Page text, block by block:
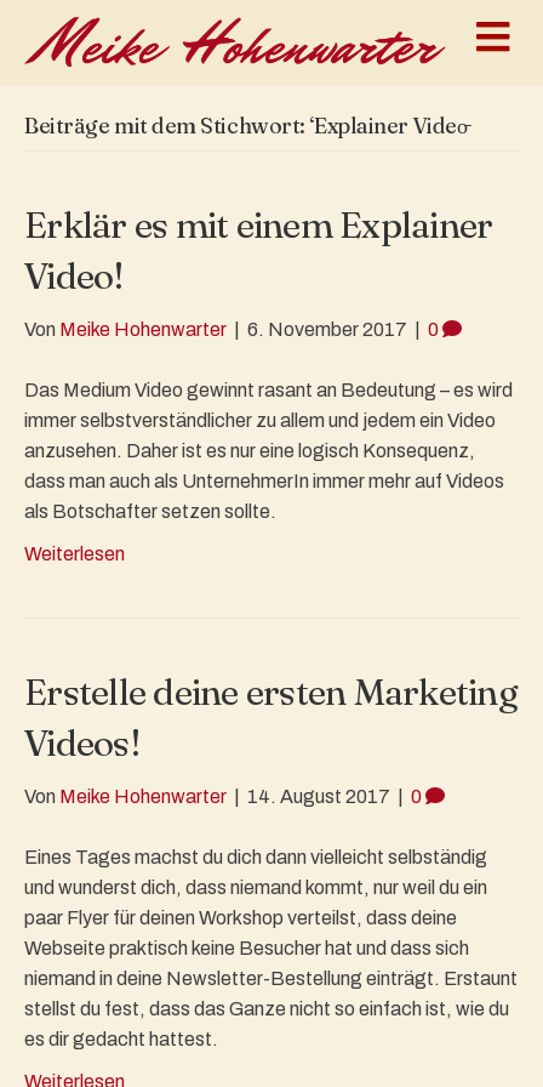
N
a
Beiträge mit dem Stichwort: ‘Explainer Video̵
Erklär es mit einem Explainer
Video!
Von Meike Hohenwarter 6. November 2017 0
Das Medium Video gewinnt rasant an Bedeutung – es wird
immer selbstverständlicher zu allem und jedem ein Video
anzusehen. Daher ist es nur eine logisch Konsequenz,
dass man auch als UnternehmerIn immer mehr auf Videos
als Botschafter setzen sollte.
Weiterlesen
Erstelle deine ersten Marketing
Videos!
Von Meike Hohenwarter 14. August 2017 0
Eines Tages machst du dich dann vielleicht selbständig
und wunderst dich, dass niemand kommt, nur weil du ein
paar Flyer für deinen Workshop verteilst, dass deine
Webseite praktisch keine Besucher hat und dass sich
niemand in deine Newsletter-Bestellung einträgt. Erstaunt
stellst du fest, dass das Ganze nicht so einfach ist, wie du
es dir gedacht hattest.
Weiterlesen